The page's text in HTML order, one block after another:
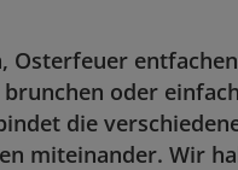
Osterfeuer
oder
die
miteinander. Wir